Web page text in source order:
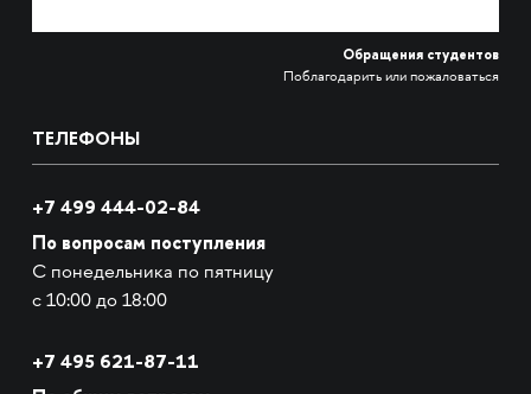
Обращения студентов
Поблагодарить или пожаловаться
ТЕЛЕФОНЫ
+7 499 444-02-84
По вопросам поступления
С понедельника по пятницу
с 10:00 до 18:00
+7 495 621-87-11